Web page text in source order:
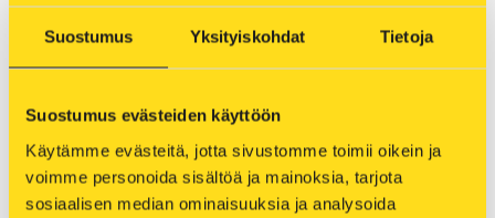
Suostumus Yksityiskohdat Tietoja
Suostumus evästeiden käyttöön
Käytämme evästeitä, jotta sivustomme toimii oikein ja
voimme personoida sisältöä ja mainoksia, tarjota
sosiaalisen median ominaisuuksia ja analysoida
Taloyhtiöt ja yritykset
toteutuneiden kulutustietojen perusteella,
jolloin maksat vain tarvitsemastasi tehosta.
Myös paluuveden lämpötila vaikuttaa